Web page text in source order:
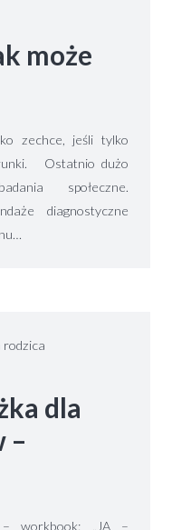
może
zechce, jeśli tylko
Ostatnio dużo
społeczne.
diagnostyczne
dla
–
– workbook: „JA –